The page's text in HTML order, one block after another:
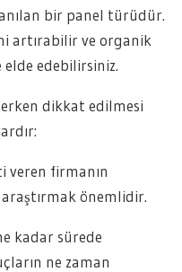
bir panel türüdür.
artırabilir ve organik
edebilirsiniz.
dikkat edilmesi
veren firmanın
önemlidir.
kadar sürede
ne zaman